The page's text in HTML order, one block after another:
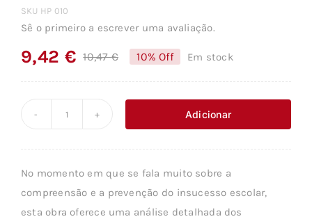
SKU HP 010
Sê o primeiro a escrever uma avaliação.
10,47€O
original
era:
9,42 €
O
é:
10% Off Em stock
CRIANÇAS
Adicionar
No momento em que se fala muito sobre a
compreensão e a prevenção do insucesso escolar,
esta obra oferece uma análise detalhada dos